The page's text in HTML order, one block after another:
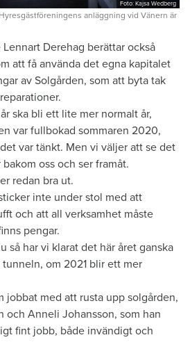
Foto: Kajsa Wedberg
anläggning vid Vänern är
Derehag berättar också
att få använda det egna kapitalet
av Solgården, som att byta tak
ska bli ett lite mer normalt år,
var fullbokad sommaren 2020,
var tänkt. Men vi väljer att se det
oss och ser framåt.
redan bra ut.
inte under stol med att
och att all verksamhet måste
pengar.
så har vi klarat det här året ganska
om 2021 blir ett mer
jobbat med att rusta upp solgården,
och Anneli Johansson, som han
fint jobb, både invändigt och